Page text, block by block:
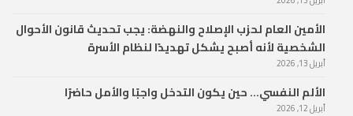
الأمين العام لحزب الإصلاح والنهضة: يجب تحديث قانون الأحوال
الشخصية لأنه أصبح يشكل تهديدًا لنظام الأسرة
أبريل 13, 2026
الألم النفسي… حين يكون التدخل واجبًا والأمل حاضرًا
أبريل 12, 2026